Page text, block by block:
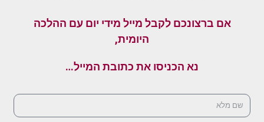
אם ברצונכם לקבל מייל מידי יום עם ההלכה
היומית,
נא הכניסו את כתובת המייל…